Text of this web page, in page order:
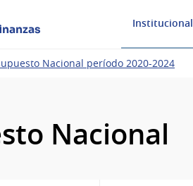
Institucional
Nacional período 2020-2024
Nacional